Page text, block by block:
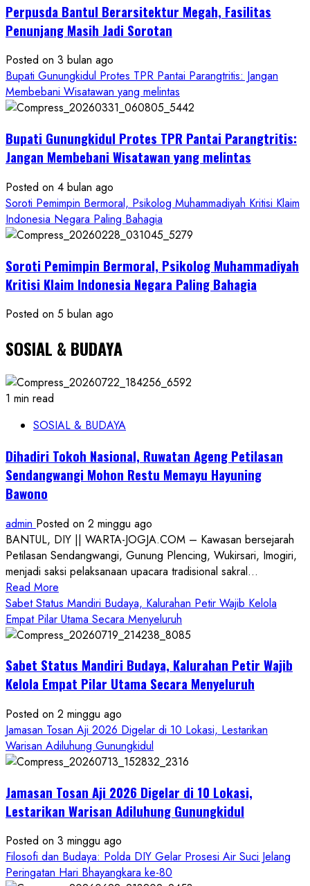
Cair
ke
Ketum
PWRI
RI
Minta
Resmi
Perpusda Bantul Berarsitektur Megah, Fasilitas
Penunjang Masih Jadi Sorotan
Posted on 3 bulan ago
Bupati Gunungkidul Protes TPR Pantai Parangtritis: Jangan
Membebani Wisatawan yang melintas
Bupati Gunungkidul Protes TPR Pantai Parangtritis:
Jangan Membebani Wisatawan yang melintas
Posted on 4 bulan ago
Soroti Pemimpin Bermoral, Psikolog Muhammadiyah Kritisi Klaim
Indonesia Negara Paling Bahagia
Soroti Pemimpin Bermoral, Psikolog Muhammadiyah
Kritisi Klaim Indonesia Negara Paling Bahagia
Posted on 5 bulan ago
SOSIAL & BUDAYA
1 min read
SOSIAL & BUDAYA
Dihadiri Tokoh Nasional, Ruwatan Ageng Petilasan
Sendangwangi Mohon Restu Memayu Hayuning
Bawono
admin Posted on 2 minggu ago
BANTUL, DIY || WARTA-JOGJA.COM – Kawasan bersejarah
Petilasan Sendangwangi, Gunung Plencing, Wukirsari, Imogiri,
menjadi saksi pelaksanaan upacara tradisional sakral...
Read More
more
about
Dihadiri
Nasional,
Ruwatan
Petilasan
Sendangwangi
Mohon
Restu
Hayuning
Bawono
Sabet Status Mandiri Budaya, Kalurahan Petir Wajib Kelola
Empat Pilar Utama Secara Menyeluruh
Sabet Status Mandiri Budaya, Kalurahan Petir Wajib
Kelola Empat Pilar Utama Secara Menyeluruh
Posted on 2 minggu ago
Jamasan Tosan Aji 2026 Digelar di 10 Lokasi, Lestarikan
Warisan Adiluhung Gunungkidul
Jamasan Tosan Aji 2026 Digelar di 10 Lokasi,
Lestarikan Warisan Adiluhung Gunungkidul
Posted on 3 minggu ago
Filosofi dan Budaya: Polda DIY Gelar Prosesi Air Suci Jelang
Peringatan Hari Bhayangkara ke-80